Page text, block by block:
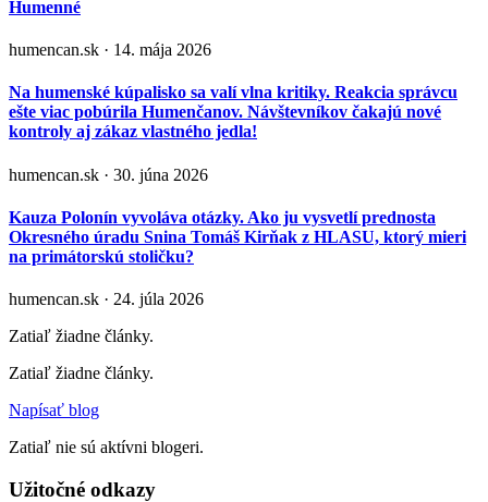
Humenné
humencan.sk · 14. mája 2026
Na humenské kúpalisko sa valí vlna kritiky. Reakcia správcu
ešte viac pobúrila Humenčanov. Návštevníkov čakajú nové
kontroly aj zákaz vlastného jedla!
humencan.sk · 30. júna 2026
Kauza Polonín vyvoláva otázky. Ako ju vysvetlí prednosta
Okresného úradu Snina Tomáš Kirňak z HLASU, ktorý mieri
na primátorskú stoličku?
humencan.sk · 24. júla 2026
Zatiaľ žiadne články.
Zatiaľ žiadne články.
Napísať blog
Zatiaľ nie sú aktívni blogeri.
Užitočné odkazy